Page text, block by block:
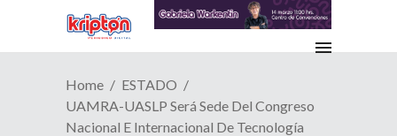
Home
ESTADO
UAMRA-UASLP Será Sede Del Congreso
Nacional E Internacional De Tecnología